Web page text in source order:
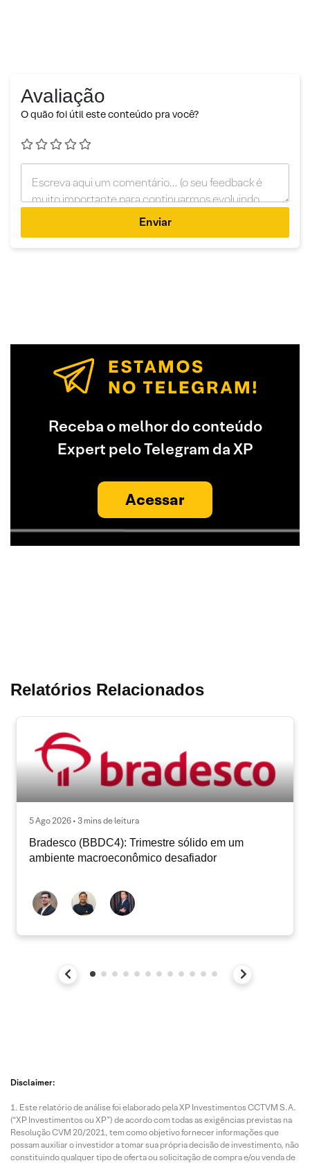
Avaliação
O quão foi útil este conteúdo pra você?
Enviar
Receba o melhor do conteúdo
Expert pelo Telegram da XP
Acessar
Relatórios Relacionados
5 Ago 2026 • 3 mins de leitura
Bradesco (BBDC4): Trimestre sólido em um
ambiente macroeconômico desafiador
Disclaimer:
Este relatório de análise foi elaborado pela XP Investimentos CCTVM S.A.
(“XP Investimentos ou XP”) de acordo com todas as exigências previstas na
Resolução CVM 20/2021, tem como objetivo fornecer informações que
possam auxiliar o investidor a tomar sua própria decisão de investimento, não
constituindo qualquer tipo de oferta ou solicitação de compra e/ou venda de